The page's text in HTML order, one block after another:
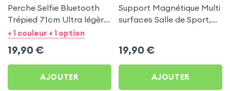
Perche Selfie Bluetooth
Trépied 71cm Ultra légère
Noir pour Oppo A15
+ 1 couleur + 1 option
19,90 €
AJOUTER
Support Magnétique Multi
surfaces Salle de Sport,
19,90 €
AJOUTER